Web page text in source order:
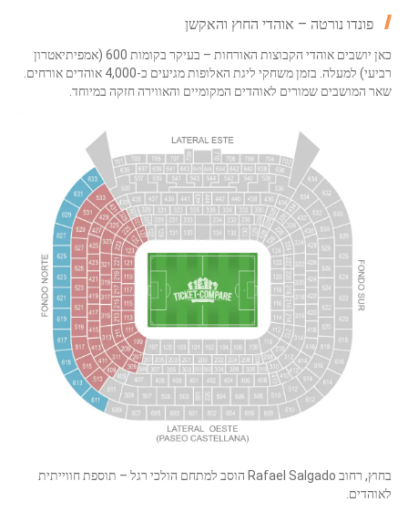
פונדו נורטה – אוהדי החוץ והאקשן
כאן יושבים אוהדי הקבוצות האורחות – בעיקר בקומות 600 (אמפיתיאטרון
רביעי) למעלה. בזמן משחקי ליגת האלופות מגיעים כ-4,000 אוהדים אורחים.
שאר המושבים שמורים לאוהדים המקומיים והאווירה חזקה במיוחד.
בחוץ, רחוב Rafael Salgado הוסב למתחם הולכי רגל – תוספת חווייתית
לאוהדים.